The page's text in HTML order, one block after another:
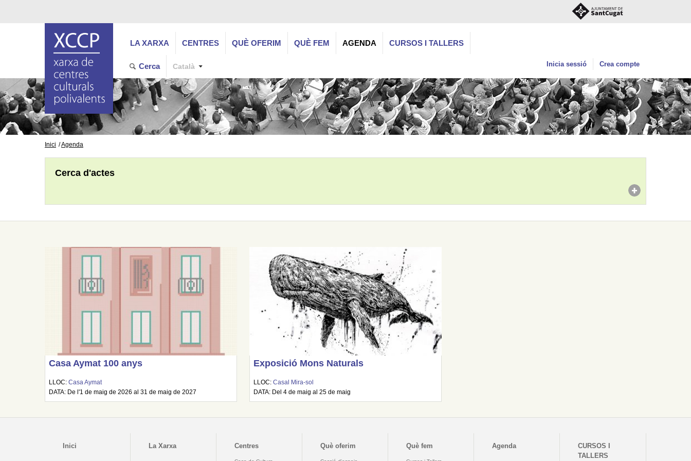
LA XARXA CENTRES QUÈ OFERIM QUÈ FEM AGENDA CURSOS I TALLERS
Cerca Català Inicia sessió Crea compte
Inici Agenda
Cerca d'actes
Casa Aymat 100 anys
LLOC:Casa Aymat
DATA: De l'1 de maig de 2026 al 31 de maig de 2027
Exposició Mons Naturals
LLOC:Casal Mira-sol
DATA: Del 4 de maig al 25 de maig
Inici La Xarxa Centres Què oferim Què fem Agenda
CURSOS I
TALLERS